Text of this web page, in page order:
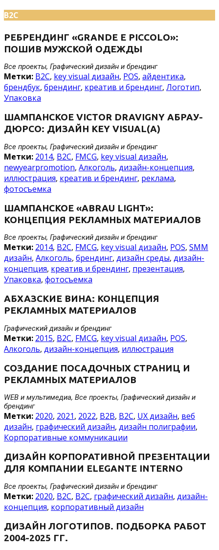
B2C
РЕБРЕНДИНГ «GRANDE E PICCOLO»:
ПОШИВ МУЖСКОЙ ОДЕЖДЫ
Все проекты, Графический дизайн и брендинг
Метки: B2C, key visual дизайн, POS, айдентика,
брендбук, брендинг, креатив и брендинг, Логотип,
Упаковка
ШАМПАНСКОЕ VICTOR DRAVIGNY АБРАУ-
ДЮРСО: ДИЗАЙН KEY VISUAL(A)
Все проекты, Графический дизайн и брендинг
Метки: 2014, B2C, FMCG, key visual дизайн,
newyearpromotion, Алкоголь, дизайн-концепция,
иллюстрация, креатив и брендинг, реклама,
фотосъемка
ШАМПАНСКОЕ «ABRAU LIGHT»:
КОНЦЕПЦИЯ РЕКЛАМНЫХ МАТЕРИАЛОВ
Все проекты, Графический дизайн и брендинг
Метки: 2014, B2C, FMCG, key visual дизайн, POS, SMM
дизайн, Алкоголь, брендинг, дизайн среды, дизайн-
концепция, креатив и брендинг, презентация,
Упаковка, фотосъемка
АБХАЗСКИЕ ВИНА: КОНЦЕПЦИЯ
РЕКЛАМНЫХ МАТЕРИАЛОВ
Графический дизайн и брендинг
Метки: 2015, B2C, FMCG, key visual дизайн, POS,
Алкоголь, дизайн-концепция, иллюстрация
СОЗДАНИЕ ПОСАДОЧНЫХ СТРАНИЦ И
РЕКЛАМНЫХ МАТЕРИАЛОВ
WEB и мультимедиа, Все проекты, Графический дизайн и
брендинг
Метки: 2020, 2021, 2022, B2B, B2C, UX дизайн, веб
дизайн, графический дизайн, дизайн полиграфии,
Корпоративные коммуникации
ДИЗАЙН КОРПОРАТИВНОЙ ПРЕЗЕНТАЦИИ
ДЛЯ КОМПАНИИ ELEGANTE INTERNO
Все проекты, Графический дизайн и брендинг
Метки: 2020, B2C, B2С, графический дизайн, дизайн-
концепция, корпоративный дизайн
ДИЗАЙН ЛОГОТИПОВ. ПОДБОРКА РАБОТ
2004-2025 ГГ.